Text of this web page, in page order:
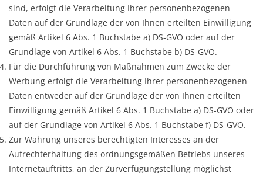
sind, erfolgt die Verarbeitung Ihrer personenbezogenen
Daten auf der Grundlage der von Ihnen erteilten Einwilligung
gemäß Artikel 6 Abs. 1 Buchstabe a) DS-GVO oder auf der
Grundlage von Artikel 6 Abs. 1 Buchstabe b) DS-GVO.
Für die Durchführung von Maßnahmen zum Zwecke der
Werbung erfolgt die Verarbeitung Ihrer personenbezogenen
Daten entweder auf der Grundlage der von Ihnen erteilten
Einwilligung gemäß Artikel 6 Abs. 1 Buchstabe a) DS-GVO oder
auf der Grundlage von Artikel 6 Abs. 1 Buchstabe f) DS-GVO.
Zur Wahrung unseres berechtigten Interesses an der
Aufrechterhaltung des ordnungsgemäßen Betriebs unseres
Internetauftritts, an der Zurverfügungstellung möglichst